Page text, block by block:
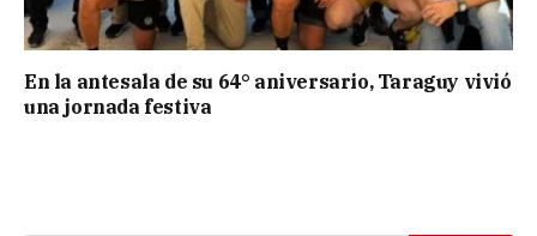
En la antesala de su 64° aniversario, Taraguy vivió
una jornada festiva